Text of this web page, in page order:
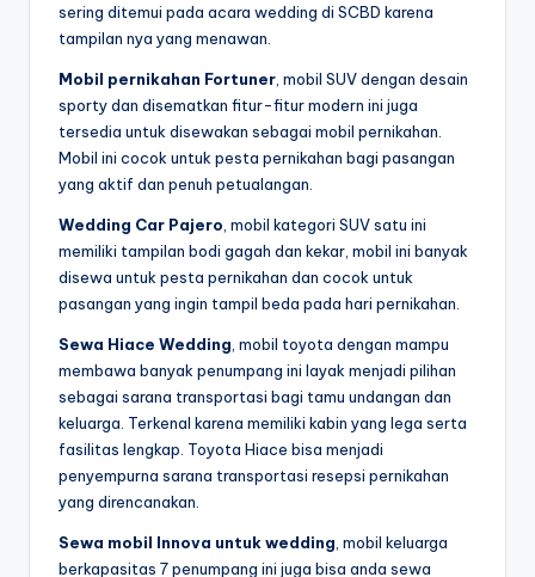
sering ditemui pada acara wedding di SCBD karena
tampilan nya yang menawan.
Mobil pernikahan Fortuner , mobil SUV dengan desain
sporty dan disematkan fitur-fitur modern ini juga
tersedia untuk disewakan sebagai mobil pernikahan.
Mobil ini cocok untuk pesta pernikahan bagi pasangan
yang aktif dan penuh petualangan.
Wedding Car Pajero , mobil kategori SUV satu ini
memiliki tampilan bodi gagah dan kekar, mobil ini banyak
disewa untuk pesta pernikahan dan cocok untuk
pasangan yang ingin tampil beda pada hari pernikahan.
Sewa Hiace Wedding , mobil toyota dengan mampu
membawa banyak penumpang ini layak menjadi pilihan
sebagai sarana transportasi bagi tamu undangan dan
keluarga. Terkenal karena memiliki kabin yang lega serta
fasilitas lengkap. Toyota Hiace bisa menjadi
penyempurna sarana transportasi resepsi pernikahan
yang direncanakan.
Sewa mobil Innova untuk wedding , mobil keluarga
berkapasitas 7 penumpang ini juga bisa anda sewa